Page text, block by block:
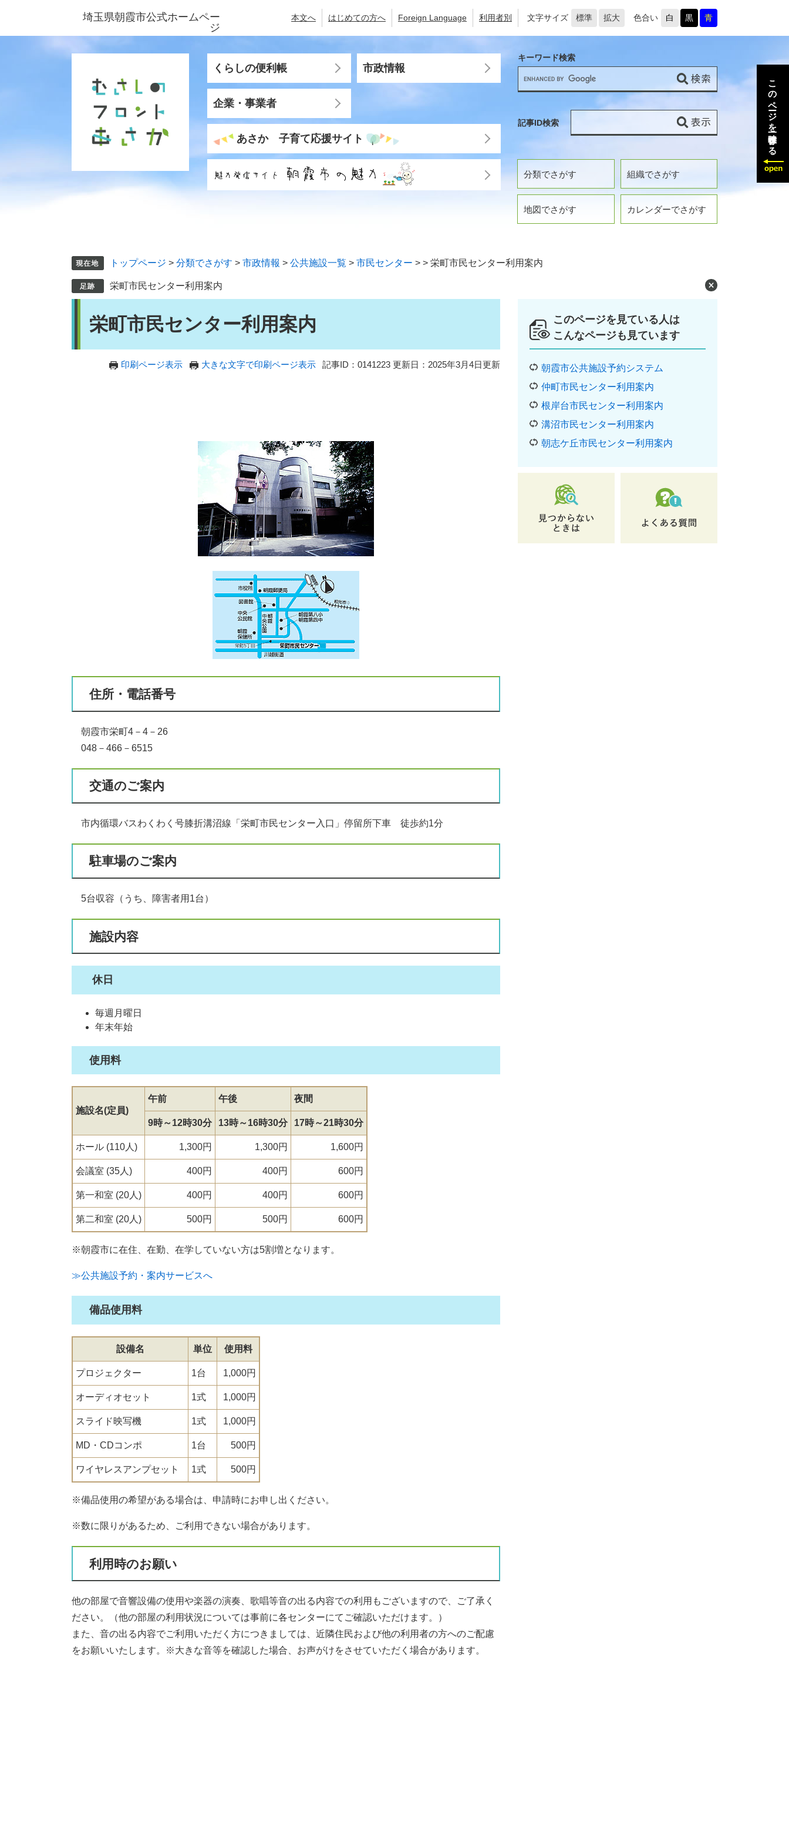
ジ
ュ
埼玉県朝霞市公式ホームペー
ジ
本文へ はじめての方へ Foreign Language 利用者別 文字サイズ 標準 拡大 色合い 白 黒 青
くらしの便利帳 市政情報
企業・事業者
あさか 子育て応援サイト
分類でさがす 組織でさがす
地図でさがす カレンダーでさがす
キーワード検索
記事ID検索
トップページ > 分類でさがす > 市政情報 > 公共施設一覧 > 市民センター > > 栄町市民センター利用案内
栄町市民センター利用案内
栄町市民センター利用案内
印刷ページ表示 大きな文字で印刷ページ表示 記事ID：0141223 更新日：2025年3月4日更新
住所・電話番号
朝霞市栄町4－4－26
048－466－6515
交通のご案内
市内循環バスわくわく号膝折溝沼線「栄町市民センター入口」停留所下車 徒歩約1分
駐車場のご案内
5台収容（うち、障害者用1台）
施設内容
休日
毎週月曜日
年末年始
使用料
施設名(定員)
午前 午後 夜間
9時～12時30分 13時～16時30分 17時～21時30分
ホール (110人) 1,300円 1,300円 1,600円
会議室 (35人) 400円 400円 600円
第一和室 (20人) 400円 400円 600円
第二和室 (20人) 500円 500円 600円
※朝霞市に在住、在勤、在学していない方は5割増となります。
≫公共施設予約・案内サービスへ
備品使用料
設備名 単位 使用料
プロジェクター 1台 1,000円
オーディオセット 1式 1,000円
スライド映写機 1式 1,000円
MD・CDコンポ 1台 500円
ワイヤレスアンプセット 1式 500円
※備品使用の希望がある場合は、申請時にお申し出ください。
※数に限りがあるため、ご利用できない場合があります。
利用時のお願い
他の部屋で音響設備の使用や楽器の演奏、歌唱等音の出る内容での利用もございますので、ご了承く
ださい。（他の部屋の利用状況については事前に各センターにてご確認いただけます。）
また、音の出る内容でご利用いただく方につきましては、近隣住民および他の利用者の方へのご配慮
をお願いいたします。※大きな音等を確認した場合、お声がけをさせていただく場合があります。
このページを見ている人は
こんなページも見ています
朝霞市公共施設予約システム
仲町市民センター利用案内
根岸台市民センター利用案内
溝沼市民センター利用案内
朝志ケ丘市民センター利用案内
このページを一時保存する